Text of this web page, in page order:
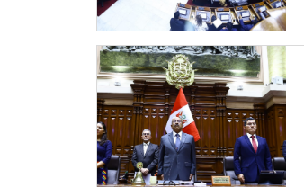
debatidos serán publicados en
General de la Republica para su
PRENSA CONGRESO